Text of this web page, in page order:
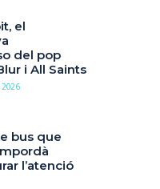
el
del pop
i All Saints
bus que
l’atenció